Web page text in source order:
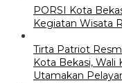
PORSI Kota
Kegiatan Wisata
Tirta Patriot
Kota Bekasi, Wali
Utamakan